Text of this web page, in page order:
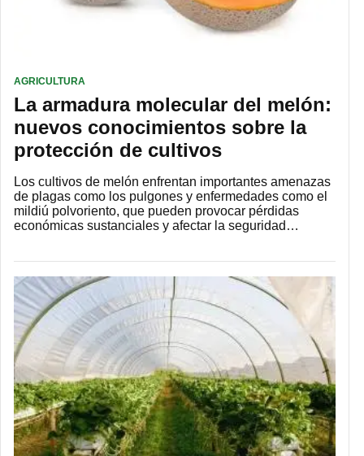
AGRICULTURA
La armadura molecular del melón:
nuevos conocimientos sobre la
protección de cultivos
Los cultivos de melón enfrentan importantes amenazas
de plagas como los pulgones y enfermedades como el
mildiú polvoriento, que pueden provocar pérdidas
económicas sustanciales y afectar la seguridad…